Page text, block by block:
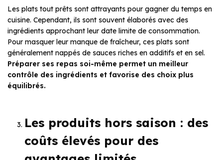
Les plats tout prêts sont attrayants pour gagner du temps en
cuisine. Cependant, ils sont souvent élaborés avec des
ingrédients approchant leur date limite de consommation.
Pour masquer leur manque de fraîcheur, ces plats sont
généralement nappés de sauces riches en additifs et en sel.
Préparer ses repas soi-même permet un meilleur
contrôle des ingrédients et favorise des choix plus
équilibrés.
Les produits hors saison : des
coûts élevés pour des